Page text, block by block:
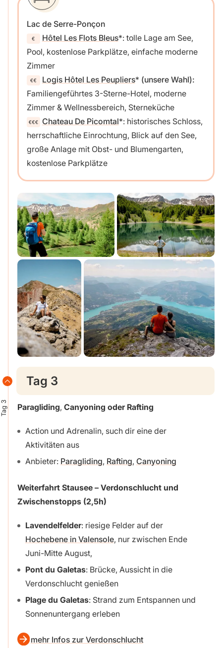
Lac de Serre-Ponçon
Hôtel Les Flots Bleus : tolle Lage am See,
Pool, kostenlose Parkplätze, einfache moderne
Zimmer
Logis Hôtel Les Peupliers
(unsere Wahl):
Familiengeführtes 3-Sterne-Hotel, moderne
Zimmer & Wellnessbereich, Sterneküche
Chateau De Picomtal : historisches Schloss,
herrschaftliche Einrochtung, Blick auf den See,
große Anlage mit Obst- und Blumengarten,
kostenlose Parkplätze
Tag 3
Tag 3
Paragliding, Canyoning oder Rafting
Action und Adrenalin, such dir eine der
Aktivitäten aus
Anbieter: Paragliding, Rafting, Canyoning
Weiterfahrt Stausee – Verdonschlucht und
Zwischenstopps (2,5h)
Lavendelfelder: riesige Felder auf der
Hochebene in Valensole, nur zwischen Ende
Juni-Mitte August,
Pont du Galetas: Brücke, Aussicht in die
Verdonschlucht genießen
Plage du Galetas: Strand zum Entspannen und
Sonnenuntergang erleben
mehr Infos zur Verdonschlucht